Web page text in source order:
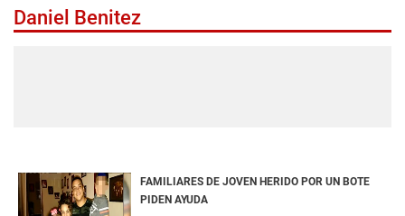
Daniel Benitez
FAMILIARES DE JOVEN HERIDO POR UN BOTE
PIDEN AYUDA